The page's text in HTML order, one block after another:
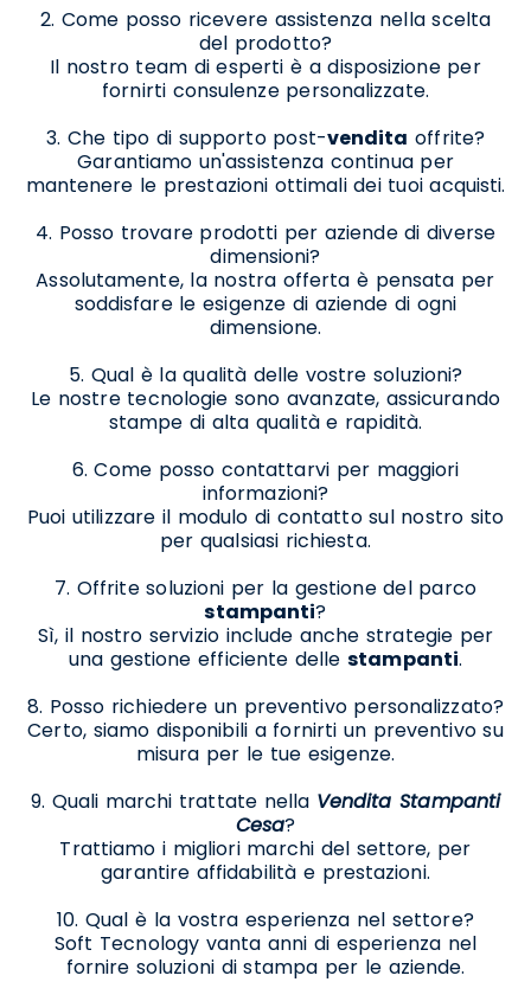
2. Come posso ricevere assistenza nella scelta
del prodotto?
Il nostro team di esperti è a disposizione per
fornirti consulenze personalizzate.
3. Che tipo di supporto post-vendita offrite?
Garantiamo un'assistenza continua per
mantenere le prestazioni ottimali dei tuoi acquisti.
4. Posso trovare prodotti per aziende di diverse
dimensioni?
Assolutamente, la nostra offerta è pensata per
soddisfare le esigenze di aziende di ogni
dimensione.
5. Qual è la qualità delle vostre soluzioni?
Le nostre tecnologie sono avanzate, assicurando
stampe di alta qualità e rapidità.
6. Come posso contattarvi per maggiori
informazioni?
Puoi utilizzare il modulo di contatto sul nostro sito
per qualsiasi richiesta.
7. Offrite soluzioni per la gestione del parco
stampanti?
Sì, il nostro servizio include anche strategie per
una gestione efficiente dellestampanti.
8. Posso richiedere un preventivo personalizzato?
Certo, siamo disponibili a fornirti un preventivo su
misura per le tue esigenze.
9. Quali marchi trattate nella Vendita Stampanti
Cesa?
Trattiamo i migliori marchi del settore, per
garantire affidabilità e prestazioni.
10. Qual è la vostra esperienza nel settore?
Soft Tecnology vanta anni di esperienza nel
fornire soluzioni di stampa per le aziende.